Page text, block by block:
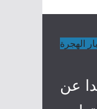
الهجرة
عن